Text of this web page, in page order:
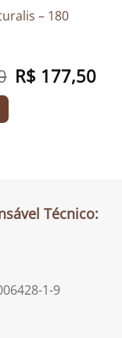
– 180
O
preço
R$ 177,50O
preço
Técnico:
1-9